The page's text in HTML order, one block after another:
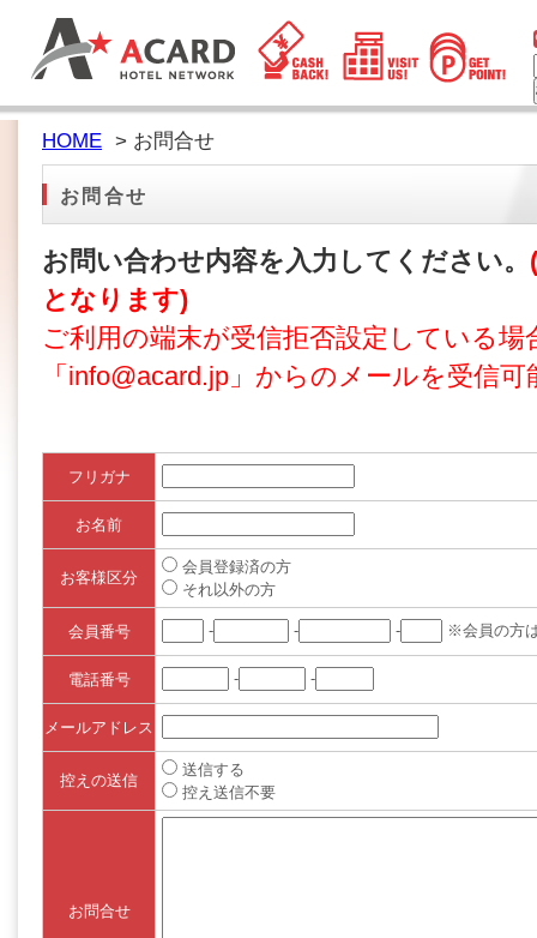
HOME > お問合せ
お問合せ
お問い合わせ内容を入力してください。
となります)
ご利用の端末が受信拒否設定している場
「info@acard.jp」からのメールを受信
フリガナ
お名前
お客様区分
会員登録済の方
それ以外の方
会員番号 - - - ※会員の方
電話番号 - -
メールアドレス
控えの送信
送信する
控え送信不要
お問合せ